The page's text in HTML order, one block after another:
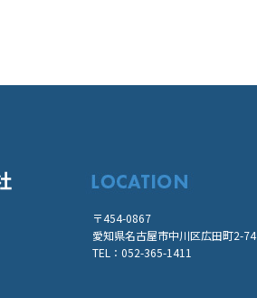
〒454-0867
愛知県名古屋市中川区広田町2-74
TEL：052-365-1411